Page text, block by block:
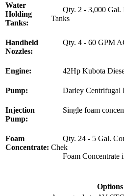
Water
Holding
Tanks:
Qty. 2 - 3,000 Gal.
Tanks
Handheld
Nozzles:
Qty. 4 - 60 GPM
Engine: 42Hp Kubota
Pump: Darley Centrifugal
Injection
Pump:
Single foam
Foam
Concentrate:
Qty. 24 - 5 Gal.
Chek
Foam Concentrate
Options